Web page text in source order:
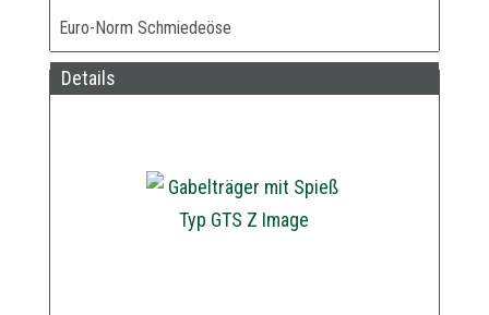
Euro-Norm Schmiedeöse
Details